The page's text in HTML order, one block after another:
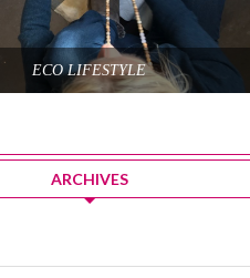
ECO LIFESTYLE
ARCHIVES